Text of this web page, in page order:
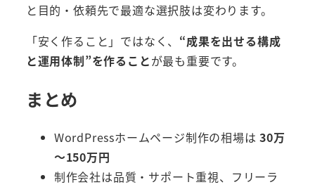
と目的・依頼先で最適な選択肢は変わります。
「安く作ること」ではなく、 “成果を出せる構成
と運用体制”を作ることが最も重要です。
まとめ
WordPressホームページ制作の相場は30万
〜150万円
制作会社は品質・サポート重視、フリーラ